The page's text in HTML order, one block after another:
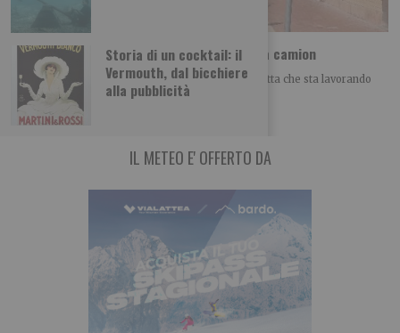
Storia di un cocktail: il
Vermouth, dal bicchiere
alla pubblicità
Parcheggio disabili a Mirafiori occupato da camion
Caro direttore, siamo al quartiere Mirafiori. Una ditta che sta lavorando
alla ristrutturazione di un appartamento,
IL METEO E' OFFERTO DA